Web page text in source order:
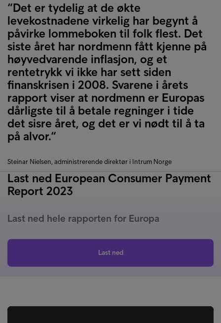
“Det er tydelig at de økte
levekostnadene virkelig har begynt å
påvirke lommeboken til folk flest. Det
siste året har nordmenn fått kjenne på
høyvedvarende inflasjon, og et
rentetrykk vi ikke har sett siden
finanskrisen i 2008. Svarene i årets
rapport viser at nordmenn er Europas
dårligste til å betale regninger i tide
det sisre året, og det er vi nødt til å ta
på alvor.“
Steinar Nielsen, administrerende direktør i Intrum Norge
Last ned European Consumer Payment
Report 2023
Last ned hele rapporten for Europa
Last ned